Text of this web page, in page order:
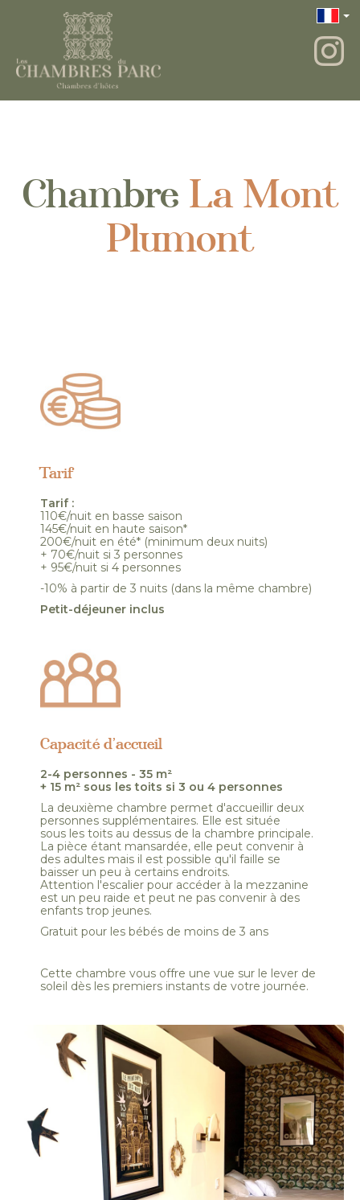
ChambreLa Mont
Plumont
Tarif
Tarif :
110€/nuit en basse saison
145€/nuit en haute saison*
200€/nuit en été* (minimum deux nuits)
+ 70€/nuit si 3 personnes
+ 95€/nuit si 4 personnes
-10% à partir de 3 nuits (dans la même chambre)
Petit-déjeuner inclus
Capacité d’accueil
2-4 personnes - 35 m²
+ 15 m² sous les toits si 3 ou 4 personnes
La deuxième chambre permet d'accueillir deux
personnes supplémentaires. Elle est située
sous les toits au dessus de la chambre principale.
La pièce étant mansardée, elle peut convenir à
des adultes mais il est possible qu'il faille se
baisser un peu à certains endroits.
Attention l'escalier pour accéder à la mezzanine
est un peu raide et peut ne pas convenir à des
enfants trop jeunes.
Gratuit pour les bébés de moins de 3 ans
Cette chambre vous offre une vue sur le lever de
soleil dès les premiers instants de votre journée.